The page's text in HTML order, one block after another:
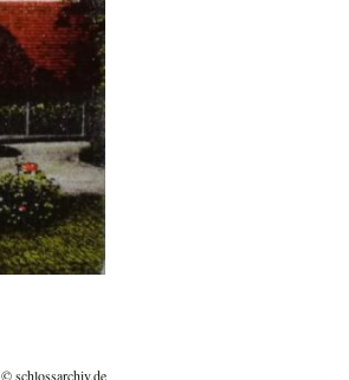
© schlossarchiv.de